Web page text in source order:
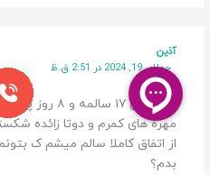
آذین
جولای 19, 2024 در 2:51 ق.ظ
سلام من ۱۷
مهره های کمرم و دوتا زائده
از اتفاق کاملا سالم میشم ک
بدم؟